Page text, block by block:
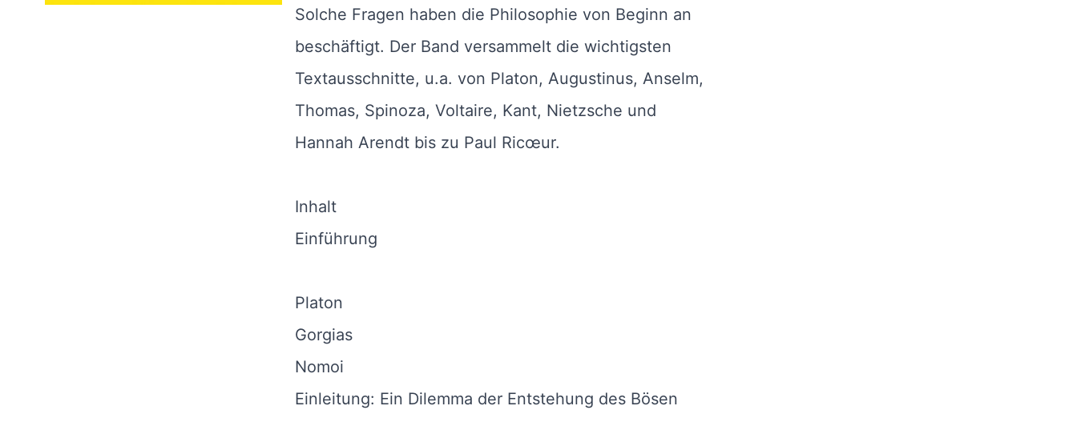
Solche Fragen haben die Philosophie von Beginn an
beschäftigt. Der Band versammelt die wichtigsten
Textausschnitte, u.a. von Platon, Augustinus, Anselm,
Thomas, Spinoza, Voltaire, Kant, Nietzsche und
Hannah Arendt bis zu Paul Ricœur.
Inhalt
Einführung
Platon
Gorgias
Nomoi
Einleitung: Ein Dilemma der Entstehung des Bösen